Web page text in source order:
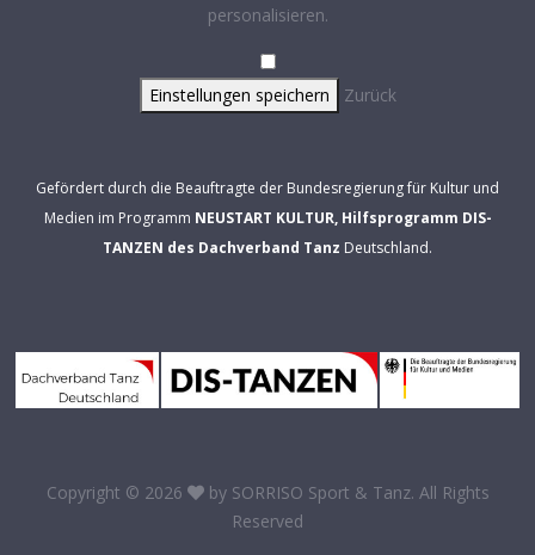
personalisieren.
Einstellungen speichern Zurück
Gefördert durch die Beauftragte der Bundesregierung für Kultur und
Medien im Programm NEUSTART KULTUR, Hilfsprogramm DIS-
TANZEN des Dachverband Tanz Deutschland.
Copyright © 2026 by SORRISO Sport & Tanz. All Rights
Reserved